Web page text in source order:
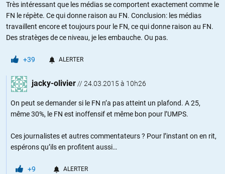
Très intéressant que les médias se comportent exactement comme le
FN le répète. Ce qui donne raison au FN. Conclusion: les médias
travaillent encore et toujours pour le FN, ce qui donne raison au FN.
Des stratèges de ce niveau, je les embauche. Ou pas.
+39 ALERTER
jacky-olivier // 24.03.2015 à 10h26
On peut se demander si le FN n’a pas atteint un plafond. A 25,
même 30%, le FN est inoffensif et même bon pour l’UMPS.
Ces journalistes et autres commentateurs ? Pour l’instant on en rit,
espérons qu’ils en profitent aussi…
+9 ALERTER